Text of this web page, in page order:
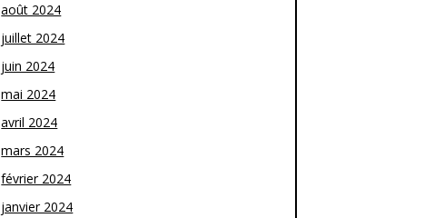
août 2024
juillet 2024
juin 2024
mai 2024
avril 2024
mars 2024
février 2024
janvier 2024